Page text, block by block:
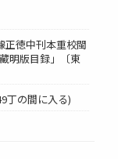
正徳中刊本重校閩
明版目録」〔東
丁の間に入る)